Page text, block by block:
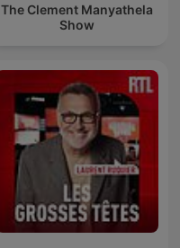
The Clement Manyathela
Show